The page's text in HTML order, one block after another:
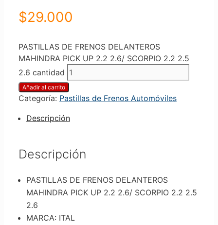
$29.000
PASTILLAS DE FRENOS DELANTEROS
MAHINDRA PICK UP 2.2 2.6/ SCORPIO 2.2 2.5
2.6 cantidad
Añadir al carrito
Categoría: Pastillas de Frenos Automóviles
Descripción
Descripción
PASTILLAS DE FRENOS DELANTEROS
MAHINDRA PICK UP 2.2 2.6/ SCORPIO 2.2 2.5
2.6
MARCA: ITAL